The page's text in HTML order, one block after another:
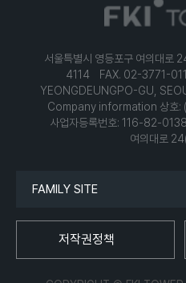
서울특별시 영등포구 여의대
4114 FAX. 02-3771-
YEONGDEUNGPO-GU,
Company information 상호:
사업자등록번호: 116-82-
여의대로
FAMILY SITE
저작권정책